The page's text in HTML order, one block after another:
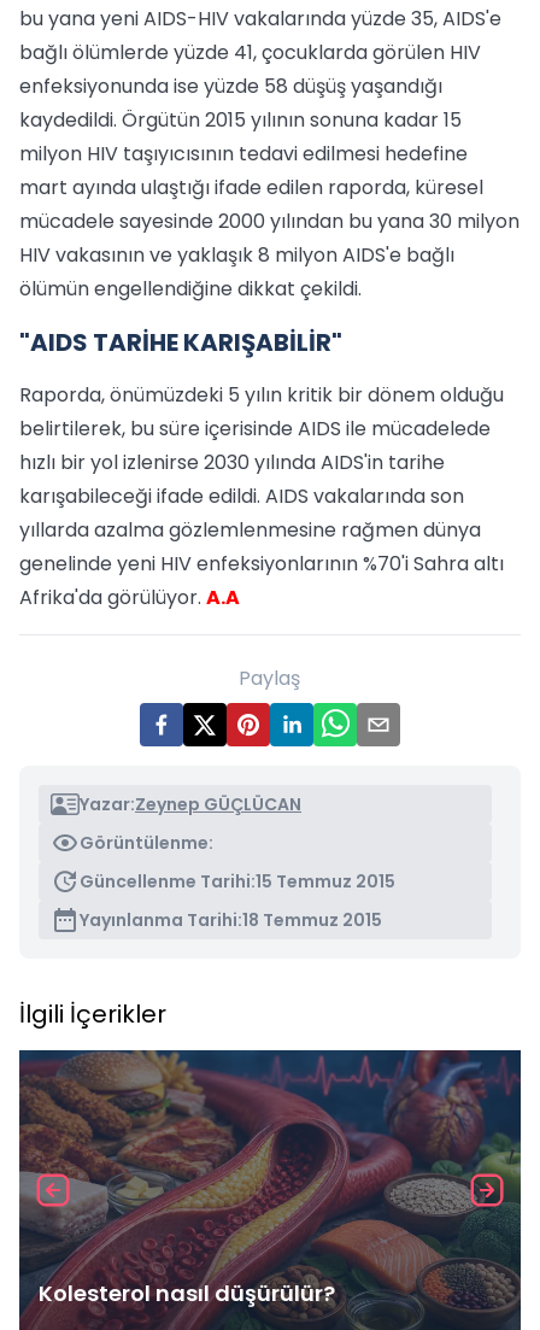
bu yana yeni AIDS-HIV vakalarında yüzde 35, AIDS'e
bağlı ölümlerde yüzde 41, çocuklarda görülen HIV
enfeksiyonunda ise yüzde 58 düşüş yaşandığı
kaydedildi. Örgütün 2015 yılının sonuna kadar 15
milyon HIV taşıyıcısının tedavi edilmesi hedefine
mart ayında ulaştığı ifade edilen raporda, küresel
mücadele sayesinde 2000 yılından bu yana 30 milyon
HIV vakasının ve yaklaşık 8 milyon AIDS'e bağlı
ölümün engellendiğine dikkat çekildi.
"AIDS TARİHE KARIŞABİLİR"
Raporda, önümüzdeki 5 yılın kritik bir dönem olduğu
belirtilerek, bu süre içerisinde AIDS ile mücadelede
hızlı bir yol izlenirse 2030 yılında AIDS'in tarihe
karışabileceği ifade edildi. AIDS vakalarında son
yıllarda azalma gözlemlenmesine rağmen dünya
genelinde yeni HIV enfeksiyonlarının %70'i Sahra altı
Afrika'da görülüyor. A.A
Paylaş
Yazar:Zeynep GÜÇLÜCAN
Görüntülenme:
Güncellenme Tarihi:15 Temmuz 2015
Yayınlanma Tarihi:18 Temmuz 2015
İlgili İçerikler
Kolesterol nasıl düşürülür?